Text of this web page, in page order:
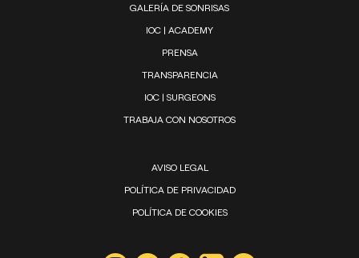
GALERÍA DE SONRISAS
IOC | ACADEMY
PRENSA
TRANSPARENCIA
IOC | SURGEONS
TRABAJA CON NOSOTROS
AVISO LEGAL
POLÍTICA DE PRIVACIDAD
POLÍTICA DE COOKIES